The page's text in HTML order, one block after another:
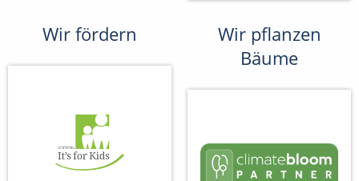
Wir fördern
Wir pflanzen
Bäume